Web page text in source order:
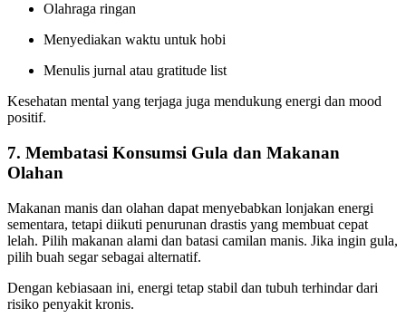
Olahraga ringan
Menyediakan waktu untuk hobi
Menulis jurnal atau gratitude list
Kesehatan mental yang terjaga juga mendukung energi dan mood
positif.
7. Membatasi Konsumsi Gula dan Makanan
Olahan
Makanan manis dan olahan dapat menyebabkan lonjakan energi
sementara, tetapi diikuti penurunan drastis yang membuat cepat
lelah. Pilih makanan alami dan batasi camilan manis. Jika ingin gula,
pilih buah segar sebagai alternatif.
Dengan kebiasaan ini, energi tetap stabil dan tubuh terhindar dari
risiko penyakit kronis.